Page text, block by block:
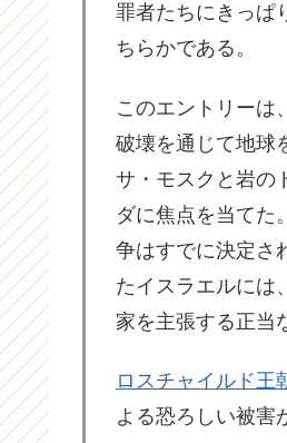
罪者たちにきっぱ
ちらかである。
このエントリーは
破壊を通じて地球
サ・モスクと岩の
ダに焦点を当てた
争はすでに決定さ
たイスラエルには
家を主張する正当
ロスチャイルド王
よる恐ろしい被害